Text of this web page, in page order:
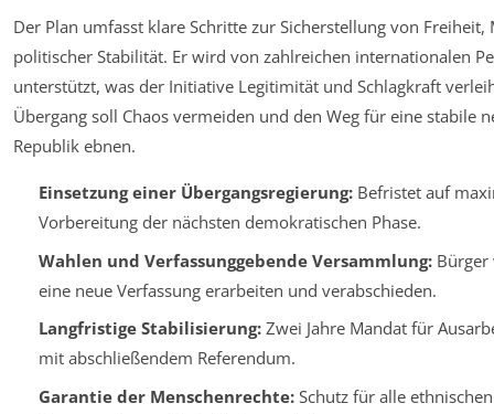
Der Plan umfasst klare Schritte zur Sicherstellung von Freiheit,
politischer Stabilität. Er wird von zahlreichen internationalen
unterstützt, was der Initiative Legitimität und Schlagkraft
Übergang soll Chaos vermeiden und den Weg für eine stabile
Republik ebnen.
Einsetzung einer Übergangsregierung:Befristet auf
Vorbereitung der nächsten demokratischen Phase.
Wahlen und Verfassunggebende Versammlung:Bürger
eine neue Verfassung erarbeiten und verabschieden.
Langfristige Stabilisierung:Zwei Jahre Mandat für
mit abschließendem Referendum.
Garantie der Menschenrechte:Schutz für alle